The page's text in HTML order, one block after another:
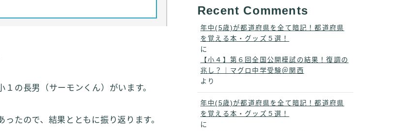
の長男（サーモンくん）がいます。
ったので、結果とともに振り返ります。
Recent Comments
年中(5歳)が都道府県を全て暗記！都道府県
を覚える本・グッズ５選！
に
【小４】第６回全国公開模試の結果！復調の
兆し？｜マグロ中学受験＠関西
より
年中(5歳)が都道府県を全て暗記！都道府県
を覚える本・グッズ５選！
に